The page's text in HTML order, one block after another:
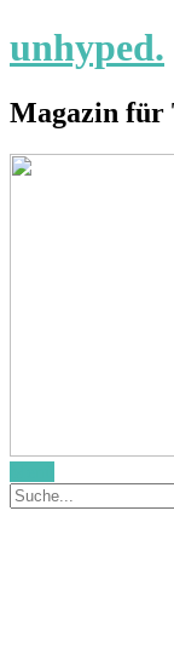
unhyped.
Magazin für